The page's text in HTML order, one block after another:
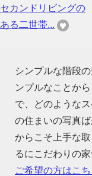
セカンドリビングの
ある二世帯...
シンプルな階段
ンプルなことか
で、どのような
の住まいの写真
からこそ上手な
るにこだわりの
ご希望の方はこ